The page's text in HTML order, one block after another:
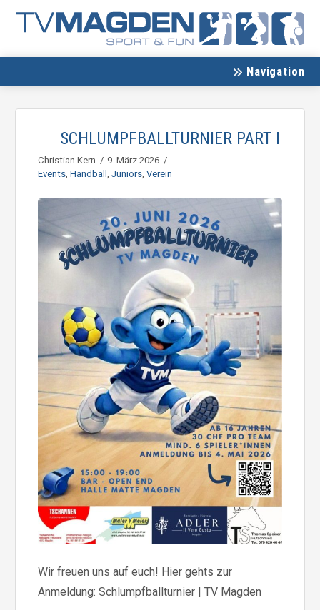
Navigation
SCHLUMPFBALLTURNIER PART I
Christian Kern
9. März 2026
Events, Handball , Juniors, Verein
Wir freuen uns auf euch! Hier gehts zur
Anmeldung: Schlumpfballturnier | TV Magden